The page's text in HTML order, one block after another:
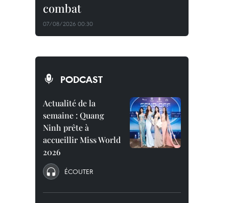
combat
07/08/2026 00:30
PODCAST
Actualité de la
semaine : Quang
Ninh prête à
accueillir Miss World
2026
ÉCOUTER